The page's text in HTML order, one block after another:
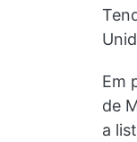
Em
de
a